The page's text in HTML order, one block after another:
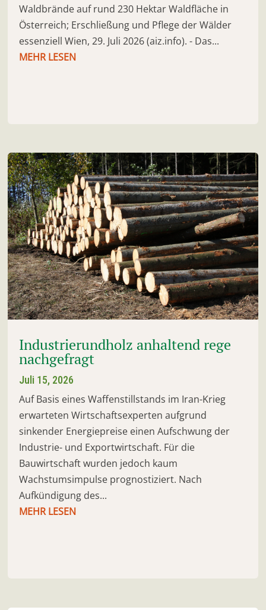
Waldbrände auf rund 230 Hektar Waldfläche in
Österreich; Erschließung und Pflege der Wälder
essenziell Wien, 29. Juli 2026 (aiz.info). - Das...
MEHR LESEN
Industrierundholz anhaltend rege
nachgefragt
Juli 15, 2026
Auf Basis eines Waffenstillstands im Iran-Krieg
erwarteten Wirtschaftsexperten aufgrund
sinkender Energiepreise einen Aufschwung der
Industrie- und Exportwirtschaft. Für die
Bauwirtschaft wurden jedoch kaum
Wachstumsimpulse prognostiziert. Nach
Aufkündigung des...
MEHR LESEN